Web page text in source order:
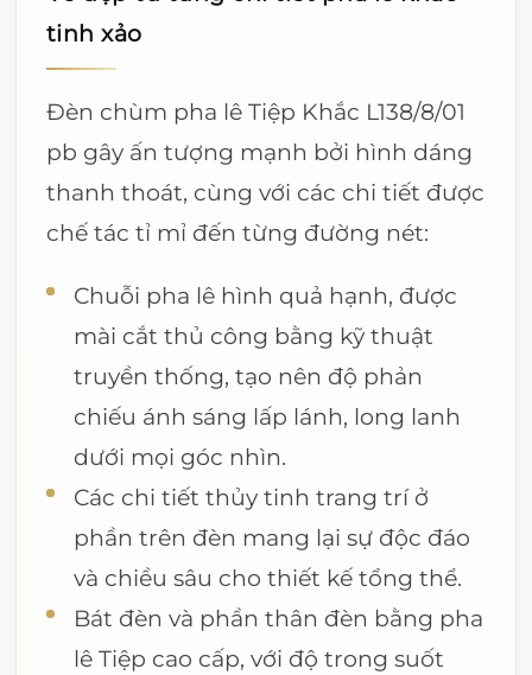
tinh xảo
Đèn chùm pha lê Tiệp Khắc L138/8/01
pb gây ấn tượng mạnh bởi hình dáng
thanh thoát, cùng với các chi tiết được
chế tác tỉ mỉ đến từng đường nét:
Chuỗi pha lê hình quả hạnh, được
mài cắt thủ công bằng kỹ thuật
truyền thống, tạo nên độ phản
chiếu ánh sáng lấp lánh, long lanh
dưới mọi góc nhìn.
Các chi tiết thủy tinh trang trí ở
phần trên đèn mang lại sự độc đáo
và chiều sâu cho thiết kế tổng thể.
Bát đèn và phần thân đèn bằng pha
lê Tiệp cao cấp, với độ trong suốt